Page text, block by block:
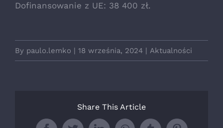
Dofinansowanie z UE: 38 400 zł.
By paulo.lemko | 18 września, 2024 | Aktualności
Share This Article